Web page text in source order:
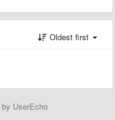
Oldest first
by UserEcho